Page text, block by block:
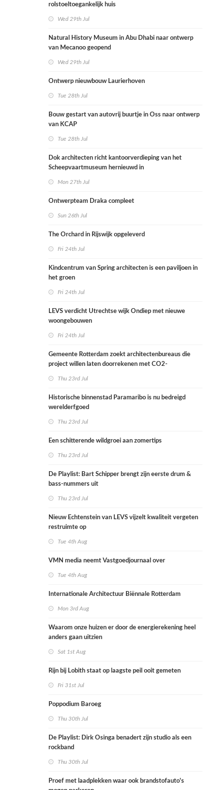
rolstoeltoegankelijk huis
Wed 29th Jul
Natural History Museum in Abu Dhabi naar ontwerp
van Mecanoo geopend
Wed 29th Jul
Ontwerp nieuwbouw Laurierhoven
Tue 28th Jul
Bouw gestart van autovrij buurtje in Oss naar ontwerp
van KCAP
Tue 28th Jul
Dok architecten richt kantoorverdieping van het
Scheepvaartmuseum hernieuwd in
Mon 27th Jul
Ontwerpteam Draka compleet
Sun 26th Jul
The Orchard in Rijswijk opgeleverd
Fri 24th Jul
Kindcentrum van Spring architecten is een paviljoen in
het groen
Fri 24th Jul
LEVS verdicht Utrechtse wijk Ondiep met nieuwe
woongebouwen
Fri 24th Jul
Gemeente Rotterdam zoekt architectenbureaus die
project willen laten doorrekenen met CO2-
Thu 23rd Jul
Historische binnenstad Paramaribo is nu bedreigd
werelderfgoed
Thu 23rd Jul
Een schitterende wildgroei aan zomertips
Thu 23rd Jul
De Playlist: Bart Schipper brengt zijn eerste drum &
bass-nummers uit
Thu 23rd Jul
Nieuw Echtenstein van LEVS vijzelt kwaliteit vergeten
restruimte op
Tue 4th Aug
VMN media neemt Vastgoedjournaal over
Tue 4th Aug
Internationale Architectuur Biënnale Rotterdam
Mon 3rd Aug
Waarom onze huizen er door de energierekening heel
anders gaan uitzien
Sat 1st Aug
Rijn bij Lobith staat op laagste peil ooit gemeten
Fri 31st Jul
Poppodium Baroeg
Thu 30th Jul
De Playlist: Dirk Osinga benadert zijn studio als een
rockband
Thu 30th Jul
Proef met laadplekken waar ook brandstofauto's